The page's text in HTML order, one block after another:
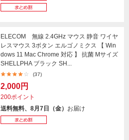
ELECOM 無線 2.4GHz マウス 静音 ワイヤ
レスマウス 3ボタン エルゴノミクス 【 Win
dows 11 Mac Chrome 対応 】 抗菌 Mサイズ
SHELLPHA ブラック SH...
(37)
2,000円
200ポイント
送料無料、8月7日（金） お届け